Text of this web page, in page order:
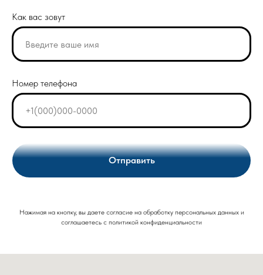
Как вас зовут
Номер телефона
Отправить
Нажимая на кнопку, вы даете согласие на обработку персональных данных и
соглашаетесь c политикой конфиденциальности